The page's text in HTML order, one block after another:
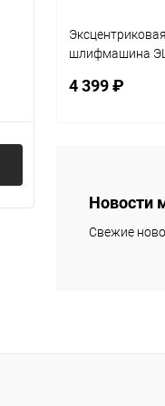
шлифмашина
4 399 ₽
Купить в 1
В избранное
Новости
Свежие